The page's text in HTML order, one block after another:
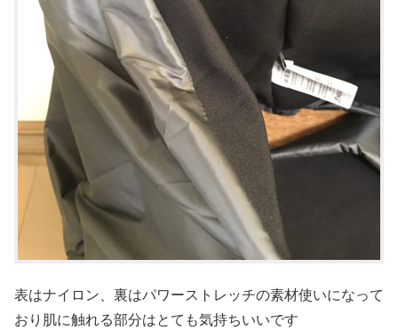
表はナイロン、裏はパワーストレッチの素材使いになって
おり肌に触れる部分はとても気持ちいいです